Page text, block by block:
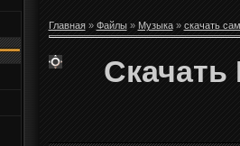
Главная» Файлы» Музыка» скачать
Скачать